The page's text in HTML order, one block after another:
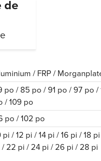
de
/ FRP /
po / 85 po / 91 po / 97 po /
/ 109 po
po / 102 po
pi / 12 pi / 14 pi / 16 pi / 18
/ 22 pi / 24 pi / 26 pi / 28 pi